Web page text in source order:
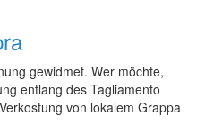
gewidmet. Wer möchte,
entlang des Tagliamento
von lokalem Grappa